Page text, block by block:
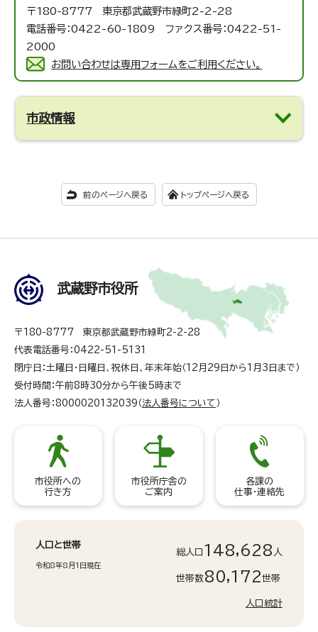
〒180-8777 東京都武蔵野市緑町2-2-28
電話番号：0422-60-1809 ファクス番号：0422-51-
2000
お問い合わせは専用フォームをご利用ください。
市政情報
前のページへ戻る トップページへ戻る
武蔵野市役所
〒180-8777 東京都武蔵野市緑町2-2-28
代表電話番号：0422-51-5131
閉庁日：土曜日・日曜日、祝休日、年末年始（12月29日から1月3日まで）
受付時間：午前8時30分から午後5時まで
法人番号：8000020132039（ 法人番号について ）
市役所への
行き方
市役所庁舎の
ご案内
各課の
仕事・連絡先
人口と世帯
令和8年8月1日現在
総人口 148,628 人
世帯数80,172世帯
人口統計